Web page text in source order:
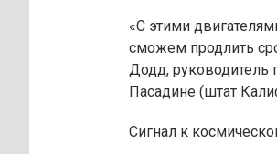
«С этими
сможем продлить
Додд, руководитель
Пасадине (штат
Сигнал к